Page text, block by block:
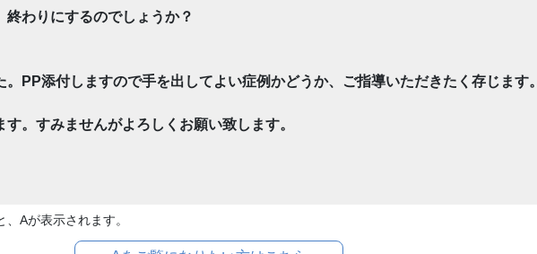
わりにするのでしょうか？
PP添付しますので手を出してよい症例かどうか、ご指導いただきたく存じます。
。すみませんがよろしくお願い致します。
Aが表示されます。